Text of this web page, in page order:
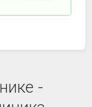
-